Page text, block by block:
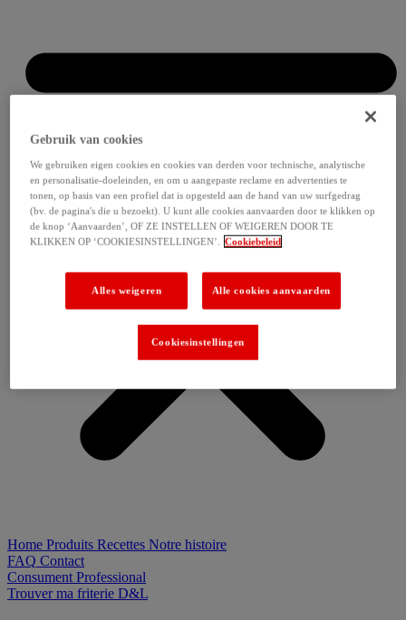
Home Produits Recettes Notre histoire
FAQ Contact
Consument Professional
Trouver ma friterie D&L
Gebruik van cookies
We gebruiken eigen cookies en cookies van derden voor technische, analytische
en personalisatie-doeleinden, en om u aangepaste reclame en advertenties te
tonen, op basis van een profiel dat is opgesteld aan de hand van uw surfgedrag
(bv. de pagina's die u bezoekt). U kunt alle cookies aanvaarden door te klikken op
de knop ‘Aanvaarden’, OF ZE INSTELLEN OF WEIGEREN DOOR TE
KLIKKEN OP ‘COOKIESINSTELLINGEN’. Cookiebeleid
Alles weigeren Alle cookies aanvaarden
Cookiesinstellingen